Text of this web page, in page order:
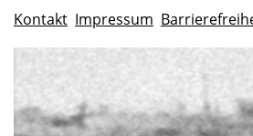
Kontakt Impressum